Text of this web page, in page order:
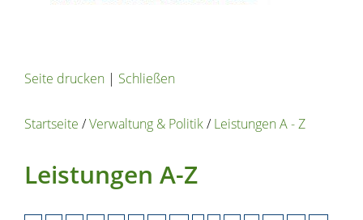
Seite drucken | Schließen
Startseite /Verwaltung & Politik/Leistungen A - Z
Leistungen A-Z